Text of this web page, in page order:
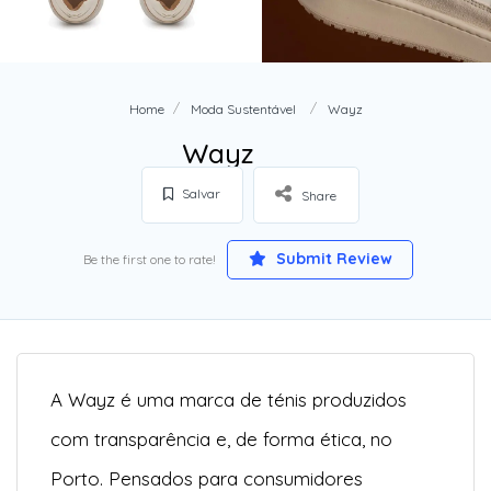
Home Moda Sustentável Wayz
Wayz
Salvar Share
Be the first one to rate! Submit Review
A Wayz é uma marca de ténis produzidos
com transparência e, de forma ética, no
Porto. Pensados para consumidores